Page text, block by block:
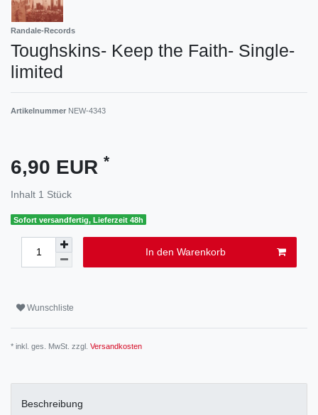
Randale-Records
Toughskins- Keep the Faith- Single-
limited
Artikelnummer NEW-4343
6,90 EUR *
Inhalt 1 Stück
Sofort versandfertig, Lieferzeit 48h
In den Warenkorb
Wunschliste
* inkl. ges. MwSt. zzgl. Versandkosten
Beschreibung